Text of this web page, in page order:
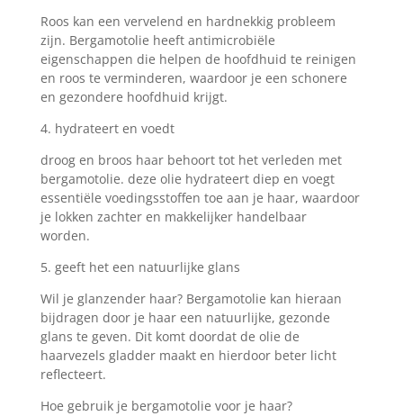
Roos kan een vervelend en hardnekkig probleem
zijn. Bergamotolie heeft antimicrobiële
eigenschappen die helpen de hoofdhuid te reinigen
en roos te verminderen, waardoor je een schonere
en gezondere hoofdhuid krijgt.
4. hydrateert en voedt
droog en broos haar behoort tot het verleden met
bergamotolie. deze olie hydrateert diep en voegt
essentiële voedingsstoffen toe aan je haar, waardoor
je lokken zachter en makkelijker handelbaar
worden.
5. geeft het een natuurlijke glans
Wil je glanzender haar? Bergamotolie kan hieraan
bijdragen door je haar een natuurlijke, gezonde
glans te geven. Dit komt doordat de olie de
haarvezels gladder maakt en hierdoor beter licht
reflecteert.
Hoe gebruik je bergamotolie voor je haar?